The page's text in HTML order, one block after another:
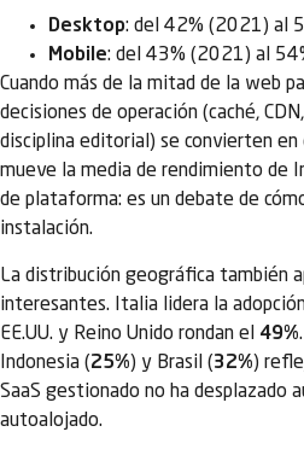
Desktop: del 42% (2021) al
Mobile: del 43% (2021) al
Cuando más de la mitad de la web
decisiones de operación (caché,
disciplina editorial) se convierten
mueve la media de rendimiento de
de plataforma: es un debate de
instalación.
La distribución geográfica también
interesantes. Italia lidera la
EE.UU. y Reino Unido rondan el 49%
Indonesia (25%) y Brasil (32%)
SaaS gestionado no ha desplazado
autoalojado.